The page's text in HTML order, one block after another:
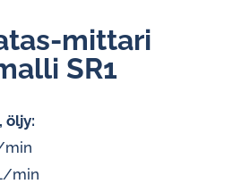
mittari
SR1
öljy:
min
min